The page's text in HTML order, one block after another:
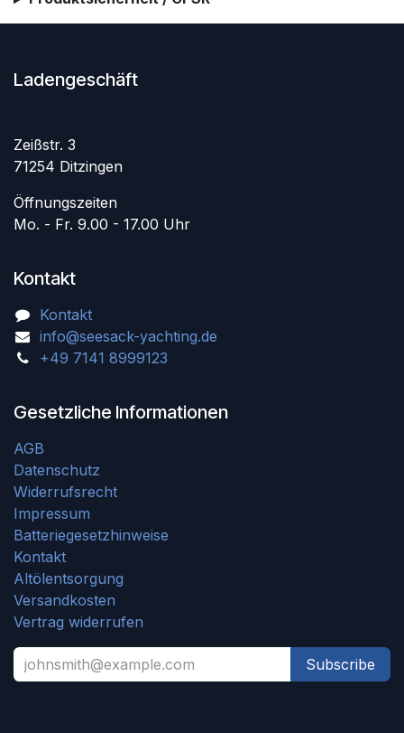
Ladengeschäft
Zeißstr. 3
71254 Ditzingen
Öffnungszeiten
Mo. - Fr. 9.00 - 17.00 Uhr
Kontakt
Kontakt
info@seesack-yachting.de
+49 7141 8999123
Gesetzliche Informationen
AGB
Datenschutz
Widerrufsrecht
Impressum
Batteriegesetzhinweise
Kontakt
Altölentsorgung
Versandkosten
Vertrag widerrufen
Subscribe